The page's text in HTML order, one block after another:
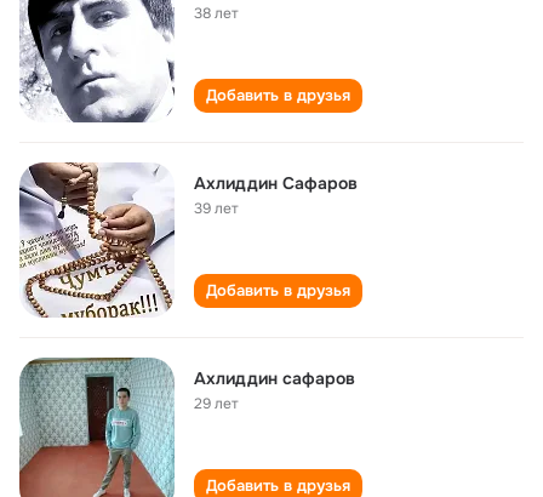
38 лет
Добавить в друзья
Ахлиддин Сафаров
39 лет
Добавить в друзья
Ахлиддин сафаров
29 лет
Добавить в друзья